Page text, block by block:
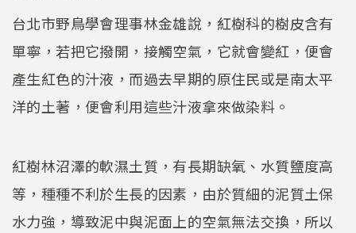
台北市野鳥學會理事林金雄說，紅樹科的樹皮含有
單寧，若把它撥開，接觸空氣，它就會變紅，便會
產生紅色的汁液，而過去早期的原住民或是南太平
洋的土著，便會利用這些汁液拿來做染料。
紅樹林沼澤的軟濕土質，有長期缺氧、水質鹽度高
等，種種不利於生長的因素，由於質細的泥質土保
水力強，導致泥中與泥面上的空氣無法交換，所以